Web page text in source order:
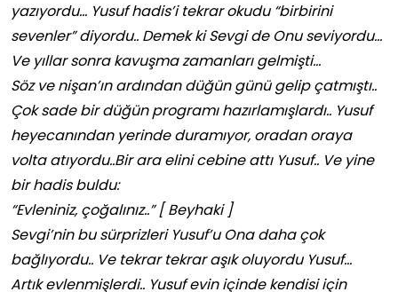
yazıyordu… Yusuf hadis’i tekrar okudu “birbirini
sevenler” diyordu.. Demek ki Sevgi de Onu seviyordu…
Ve yıllar sonra kavuşma zamanları gelmişti…
Söz ve nişan’ın ardından düğün günü gelip çatmıştı..
Çok sade bir düğün programı hazırlamışlardı.. Yusuf
heyecanından yerinde duramıyor, oradan oraya
volta atıyordu..Bir ara elini cebine attı Yusuf.. Ve yine
bir hadis buldu:
“Evleniniz, çoğalınız..” [ Beyhaki ]
Sevgi’nin bu sürprizleri Yusuf’u Ona daha çok
bağlıyordu.. Ve tekrar tekrar aşık oluyordu Yusuf…
Artık evlenmişlerdi.. Yusuf evin içinde kendisi için